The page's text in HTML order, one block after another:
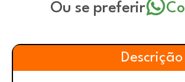
Ou se preferir